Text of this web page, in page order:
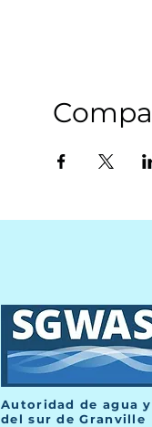
Autoridad de agua
del sur de Granville